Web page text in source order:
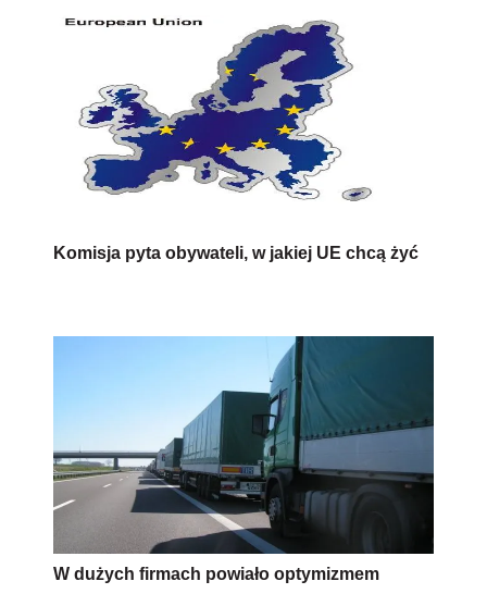
Komisja pyta obywateli, w jakiej UE chcą żyć
W dużych firmach powiało optymizmem